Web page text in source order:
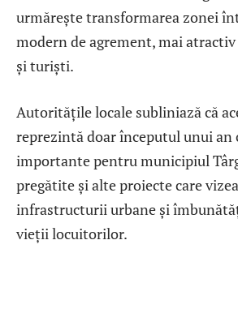
urmărește transformarea zonei
modern de agrement, mai
și turiști.
Autoritățile locale subliniază că
reprezintă doar începutul unui
importante pentru municipiul
pregătite și alte proiecte care
infrastructurii urbane și
vieții locuitorilor.